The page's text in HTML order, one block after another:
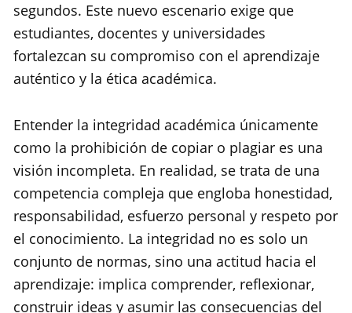
segundos. Este nuevo escenario exige que
estudiantes, docentes y universidades
fortalezcan su compromiso con el aprendizaje
auténtico y la ética académica.
Entender la integridad académica únicamente
como la prohibición de copiar o plagiar es una
visión incompleta. En realidad, se trata de una
competencia compleja que engloba honestidad,
responsabilidad, esfuerzo personal y respeto por
el conocimiento. La integridad no es solo un
conjunto de normas, sino una actitud hacia el
aprendizaje: implica comprender, reflexionar,
construir ideas y asumir las consecuencias del